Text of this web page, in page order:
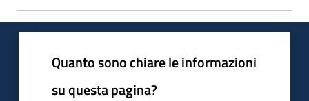
Quanto sono chiare le informazioni
su questa pagina?